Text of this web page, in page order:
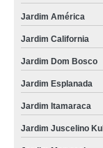
Jardim América
Jardim California
Jardim Dom Bosco
Jardim Esplanada
Jardim Itamaraca
Jardim Juscelino